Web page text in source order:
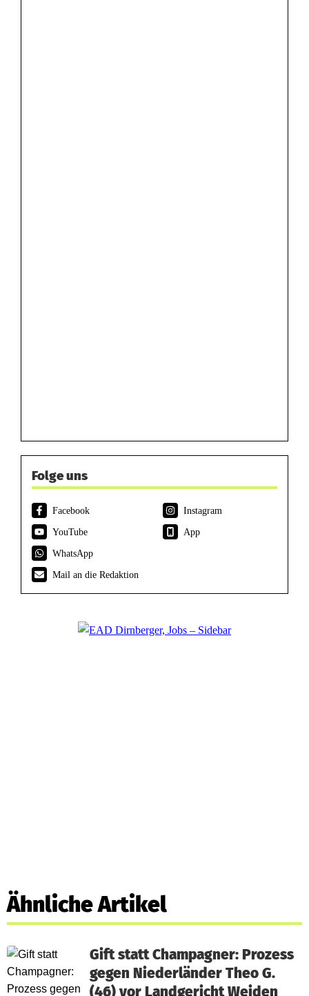
Folge uns
Facebook
Instagram
YouTube
App
WhatsApp
Mail an die Redaktion
Ähnliche Artikel
Gift statt Champagner: Prozess
gegen Niederländer Theo G.
(46) vor Landgericht Weiden